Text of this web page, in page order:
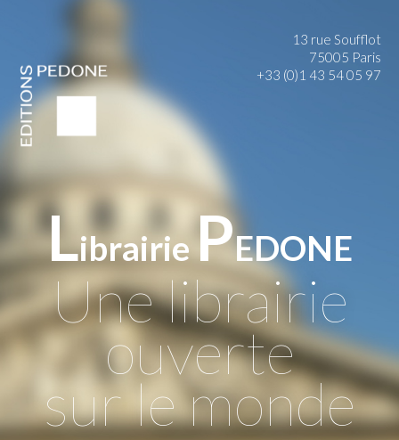
13 rue Soufflot
75005 Paris
+33 (0)1 43 54 05 97
LibrairiePEDONE
Une librairie
ouverte
sur le monde